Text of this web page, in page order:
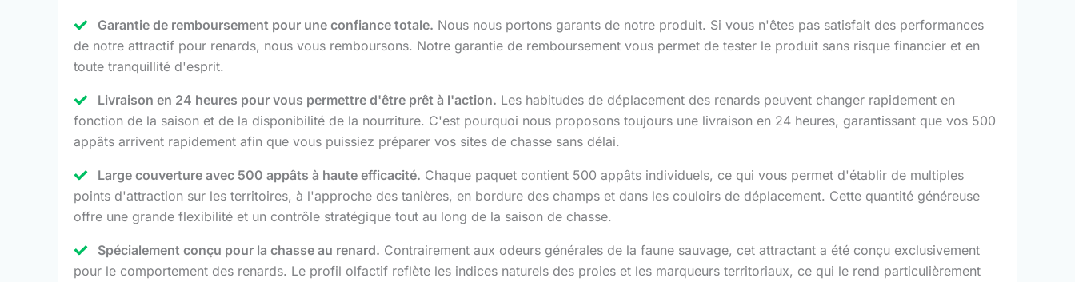
Garantie de remboursement pour une confiance totale. Nous nous portons garants de notre produit. Si vous n'êtes pas satisfait des performances
de notre attractif pour renards, nous vous remboursons. Notre garantie de remboursement vous permet de tester le produit sans risque financier et en
toute tranquillité d'esprit.
Livraison en 24 heures pour vous permettre d'être prêt à l'action. Les habitudes de déplacement des renards peuvent changer rapidement en
fonction de la saison et de la disponibilité de la nourriture. C'est pourquoi nous proposons toujours une livraison en 24 heures, garantissant que vos 500
appâts arrivent rapidement afin que vous puissiez préparer vos sites de chasse sans délai.
Large couverture avec 500 appâts à haute efficacité. Chaque paquet contient 500 appâts individuels, ce qui vous permet d'établir de multiples
points d'attraction sur les territoires, à l'approche des tanières, en bordure des champs et dans les couloirs de déplacement. Cette quantité généreuse
offre une grande flexibilité et un contrôle stratégique tout au long de la saison de chasse.
Spécialement conçu pour la chasse au renard. Contrairement aux odeurs générales de la faune sauvage, cet attractant a été conçu exclusivement
pour le comportement des renards. Le profil olfactif reflète les indices naturels des proies et les marqueurs territoriaux, ce qui le rend particulièrement